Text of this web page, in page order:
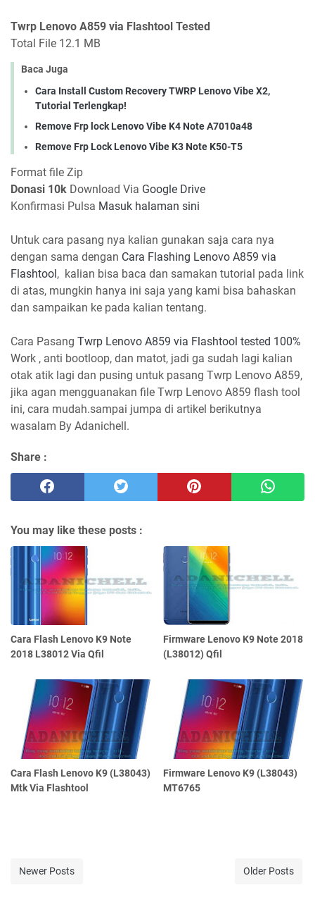
Twrp Lenovo A859 via Flashtool Tested
Total File 12.1 MB
Baca Juga
Cara Install Custom Recovery TWRP Lenovo Vibe X2,
Tutorial Terlengkap!
Remove Frp lock Lenovo Vibe K4 Note A7010a48
Remove Frp Lock Lenovo Vibe K3 Note K50-T5
Format file Zip
Donasi 10k Download Via Google Drive
Konfirmasi Pulsa Masuk halaman sini
Untuk cara pasang nya kalian gunakan saja cara nya
dengan sama dengan Cara Flashing Lenovo A859 via
Flashtool, kalian bisa baca dan samakan tutorial pada link
di atas, mungkin hanya ini saja yang kami bisa bahaskan
dan sampaikan ke pada kalian tentang.
Cara Pasang Twrp Lenovo A859 via Flashtool tested 100%
Work , anti bootloop, dan matot, jadi ga sudah lagi kalian
otak atik lagi dan pusing untuk pasang Twrp Lenovo A859,
jika agan mengguanakan file Twrp Lenovo A859 flash tool
ini, cara mudah.sampai jumpa di artikel berikutnya
wasalam By Adanichell.
Share :
You may like these posts :
Cara Flash Lenovo K9 Note
2018 L38012 Via Qfil
Firmware Lenovo K9 Note 2018
(L38012) Qfil
Cara Flash Lenovo K9 (L38043)
Mtk Via Flashtool
Firmware Lenovo K9 (L38043)
MT6765
Newer Posts Older Posts